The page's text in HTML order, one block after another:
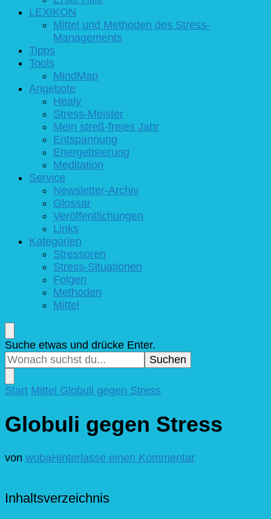
LEXIKON
Mittel und Methoden des Stress-
Managements
Tipps
Tools
MindMap
Angebote
Healy
Stress-Meister
Mein streß-freies Jahr
Entspannung
Energetisierung
Meditation
Service
Newsletter-Archiv
Glossar
Veröffentlichungen
Links
Kategorien
Stressoren
Stress-Situationen
Folgen
Methoden
Mittel
Suchst
du
nach
etwas?
Suche etwas und drücke Enter.
Start Mittel Globuli gegen Stress
Globuli gegen Stress
von wobaHinterlasse einen Kommentarzu
Inhaltsverzeichnis